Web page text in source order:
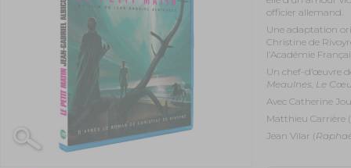
officier allemand.
Une adaptation
Christine de
l’Académie
Un chef-d’œuvre
Meaulnes, Le
Avec Catherine
Matthieu Carrière (
Jean Vilar (